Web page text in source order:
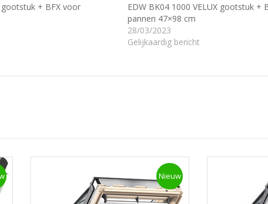
gootstuk + BFX voor
EDW BK04 1000 VELUX gootstuk +
pannen 47×98 cm
28/03/2023
Gelijkaardig bericht
Nieuw